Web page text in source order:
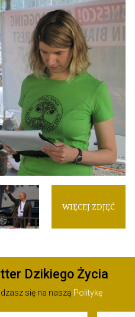
WIĘCEJ ZDJĘĆ
Dzikiego Życia
się na naszą Politykę